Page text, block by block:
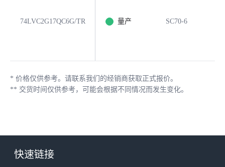
74LVC2G17QC6G/TR 量产 SC70-6
* 价格仅供参考。请联系我们的经销商获取正式报价。
** 交货时间仅供参考，可能会根据不同情况而发生变化。
快速链接